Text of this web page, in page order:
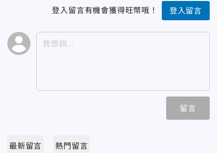
登入留言有機會獲得旺幣哦！ 登入留言
留言
最新留言 熱門留言